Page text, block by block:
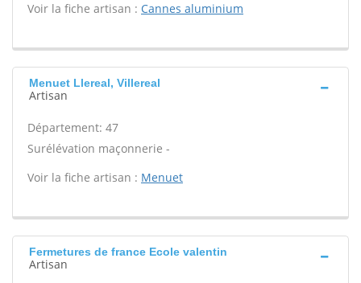
Voir la fiche artisan : Cannes aluminium
Menuet Llereal, Villereal
Artisan
Département: 47
Surélévation maçonnerie -
Voir la fiche artisan : Menuet
Fermetures de france Ecole valentin
Artisan